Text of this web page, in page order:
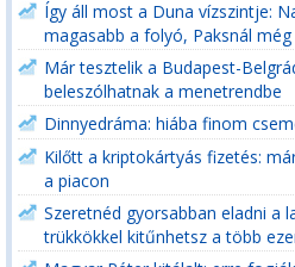
Így áll most a Duna vízszintje:
magasabb a folyó, Paksnál
Már tesztelik a Budapest-
beleszólhatnak a menetrendbe
Dinnyedráma: hiába finom
Kilőtt a kriptokártyás fizetés:
a piacon
Szeretnéd gyorsabban eladni a
trükkökkel kitűnhetsz a több